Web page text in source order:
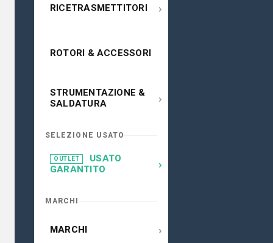
RICETRASMETTITORI ›
ROTORI & ACCESSORI
STRUMENTAZIONE &
SALDATURA
›
SELEZIONE USATO
OUTLET
USATO
GARANTITO
›
MARCHI
MARCHI ›